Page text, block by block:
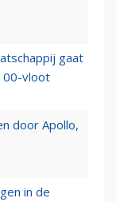
gaat
vloot
door Apollo,
in de